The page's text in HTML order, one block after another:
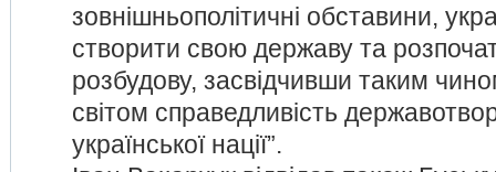
зовнішньополітичні обставини,
створити свою державу та
розбудову, засвідчивши таким
світом справедливість
української нації”.